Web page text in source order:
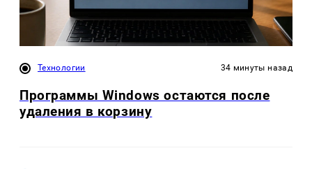
Технологии 34 минуты назад
Программы Windows остаются после
удаления в корзину